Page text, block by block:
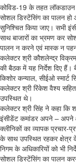
कोविड-19 के तहत लॉकडाउन
सोशल डिस्टेंसिंग का पालन हो
सुनिश्चित किया जाए। सभी
साथ बाजारों का भ्रमण कर
पालन न करने एवं मास्क न
कलेक्टर श्री कौशलेन्द्र
की बैठक में यह निर्देश दिए हैं।
किशोर कन्याल, सीईओ स्मार्ट
कलेक्टर श्री रिंकेश वैश्य
उपस्थित थे।
कलेक्टर श्री सिंह ने कहा कि
इंसीडेंट कमांडर अपने – अपने
क्लीनिकों का व्यापक प्रचार-
के साथ उपस्थित रहकर क्षेत्र
निगम के अधिकारियों को भी
सोशल डिस्टेंसिंग का पालन